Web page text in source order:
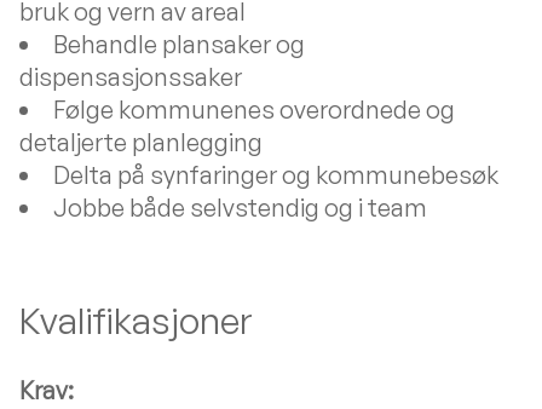
bruk og vern av areal
Behandle plansaker og
dispensasjonssaker
Følge kommunenes overordnede og
detaljerte planlegging
Delta på synfaringer og kommunebesøk
Jobbe både selvstendig og i team
Kvalifikasjoner
Krav: